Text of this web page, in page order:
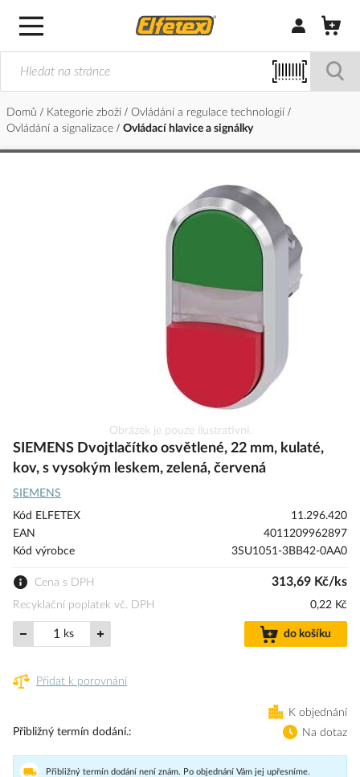
Přihlásit/
Domů Kategorie zboží
Ovládání a regulace technologií
Ovládání a signalizace
Ovládací hlavice a signálky
na
začátek
galerie
s
obrázky
Obrázek je pouze ilustrativní.
SIEMENS Dvojtlačítko osvětlené, 22 mm, kulaté,
kov, s vysokým leskem, zelená, červená
SIEMENS
Kód ELFETEX
11.296.420
EAN
4011209962897
Kód výrobce
3SU1051-3BB42-0AA0
Cena s DPH 313,69 Kč/ks
Recyklační poplatek vč. DPH 0,22 Kč
ks do košíku
Přidat k porovnání
K objednání
Přibližný termín dodání.
Na dotaz
Přibližný termín dodání není znám. Po objednání Vám jej upřesníme.